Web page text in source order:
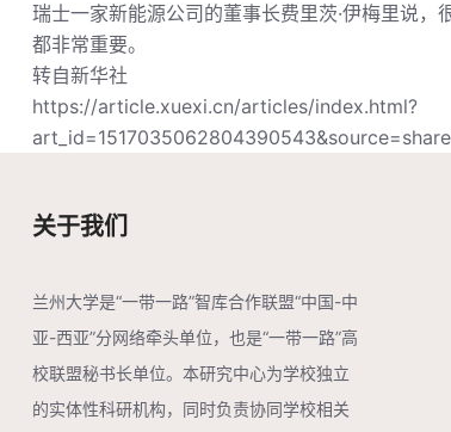
瑞士一家新能源公司的董事长费里茨·伊梅里说
都非常重要。
转自新华社
https://article.xuexi.cn/articles/index.html?
关于我们
兰州大学是“一带一路”智库合作联盟“中国-中
亚-西亚”分网络牵头单位，也是“一带一路”高
校联盟秘书长单位。本研究中心为学校独立
的实体性科研机构，同时负责协同学校相关